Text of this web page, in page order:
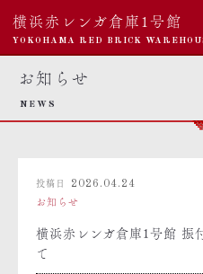
横浜赤レンガ倉庫1号館
YOKOHAMA RED BRICK
お知らせ
NEWS
投稿日 2026.04.24
お知らせ
横浜赤レンガ倉庫1号館 振
て